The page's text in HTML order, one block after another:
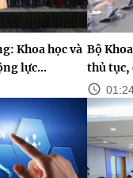
Khoa học và
lực...
Bộ
thủ tục,